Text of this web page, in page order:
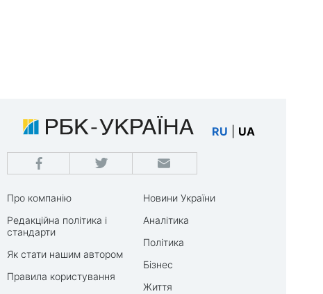
RU UA
Про компанію
Редакційна політика і
стандарти
Як стати нашим автором
Правила користування
Новини України
Аналітика
Політика
Бізнес
Життя